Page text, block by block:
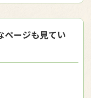
ページも見てい